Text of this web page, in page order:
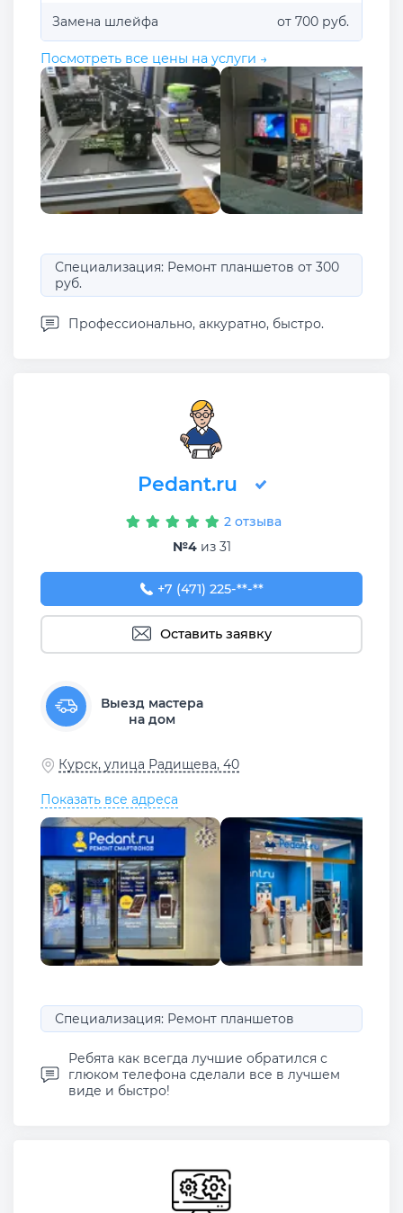
Замена шлейфа от 700 руб.
Посмотреть все цены на услуги →
Специализация: Ремонт планшетов от 300
руб.
Профессионально, аккуратно, быстро.
Pedant.ru
2 отзыва
№4из 31
+7 (471) 225-00-54
+7 (471) 225-**-**
Оставить заявку
Выезд мастера
на дом
Курск, улица Радищева, 40
Показать все адреса
Специализация: Ремонт планшетов
Ребята как всегда лучшие обратился с
глюком телефона сделали все в лучшем
виде и быстро!